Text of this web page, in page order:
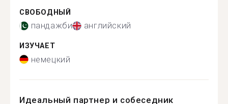
СВОБОДНЫЙ
пандажби английский
ИЗУЧАЕТ
немецкий
Идеальный партнер и собеседник